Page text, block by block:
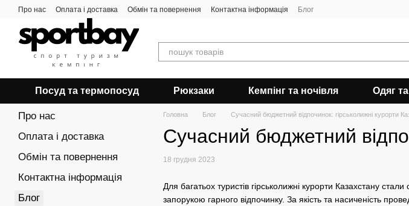
Перейти до основного контенту
Про нас Оплата і доставка Обмін та повернення Контактна інформація Блог
Посуд та термопосуд Рюкзаки Кемпінг та ночівля Одяг
Головна Блог Сучасний бюджетний відпочинок: гірськолижні курорти
Сучасний бюджетний
18 грудня 2023
Для багатьох туристів гірськолижні курорти Казахстану
запорукою гарного відпочинку. За якість та насиченість
Про нас
Оплата і доставка
Обмін та повернення
Контактна інформація
Блог